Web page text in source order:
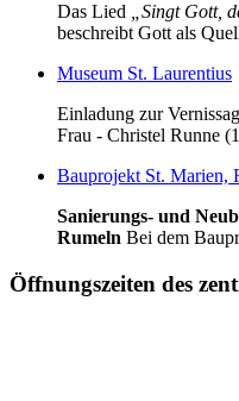
Das Lied
„Singt Gott,
beschreibt Gott als
Museum St. Laurentius
Einladung zur
Frau - Christel Runne
Bauprojekt St. Marien,
Sanierungs- und
Rumeln Bei dem
Öffnungszeiten des